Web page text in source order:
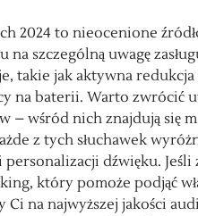
2024 to nieocenione
szczególną uwagę
takie jak aktywna
na baterii. Warto zwrócić
wśród nich znajdują się
z tych słuchawek
dźwięku. Jeśli
który pomoże podjąć
na najwyższej jakości